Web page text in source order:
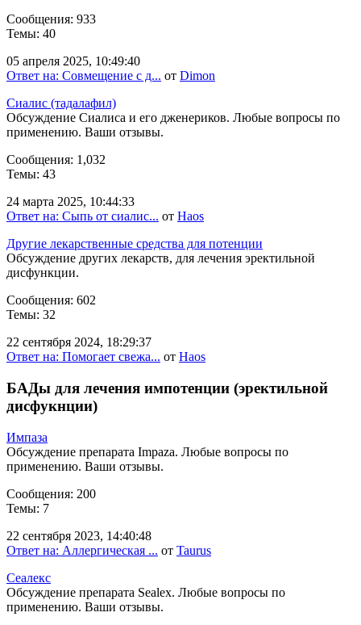
Сообщения: 933
Темы: 40
05 апреля 2025, 10:49:40
Ответ на: Совмещение с д... от Dimon
Сиалис (тадалафил)
Обсуждение Сиалиса и его дженериков. Любые вопросы по
применению. Ваши отзывы.
Сообщения: 1,032
Темы: 43
24 марта 2025, 10:44:33
Ответ на: Сыпь от сиалис... от Haos
Другие лекарственные средства для потенции
Обсуждение других лекарств, для лечения эректильной
дисфункции.
Сообщения: 602
Темы: 32
22 сентября 2024, 18:29:37
Ответ на: Помогает свежа... от Haos
БАДы для лечения импотенции (эректильной
дисфукнции)
Импаза
Обсуждение препарата Impaza. Любые вопросы по
применению. Ваши отзывы.
Сообщения: 200
Темы: 7
22 сентября 2023, 14:40:48
Ответ на: Аллергическая ... от Taurus
Сеалекс
Обсуждение препарата Sealex. Любые вопросы по
применению. Ваши отзывы.